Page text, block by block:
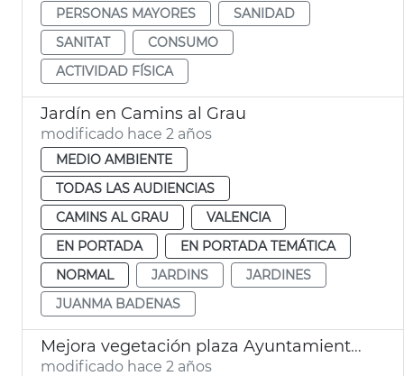
PERSONAS MAYORES
SANIDAD
SANITAT
CONSUMO
ACTIVIDAD FÍSICA
Jardín en Camins al Grau
modificado hace 2 años
MEDIO AMBIENTE
TODAS LAS AUDIENCIAS
CAMINS AL GRAU
VALENCIA
EN PORTADA
EN PORTADA TEMÁTICA
NORMAL
JARDINS
JARDINES
JUANMA BADENAS
Mejora vegetación plaza Ayuntamiento 9 Octubre
modificado hace 2 años